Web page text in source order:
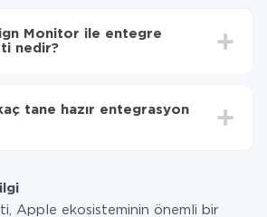
sürer.
Monitor ile entegre
nedir?
yalnızca bir sisteminizden
miktarı için ödeme yaparsınız.
tane hazır entegrasyon
Apple ekosisteminin önemli bir